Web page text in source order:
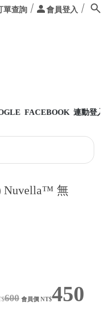
單查詢 會員登入
動登入，方便又快速
Nuvella™ 無
600 會員價 NT$450